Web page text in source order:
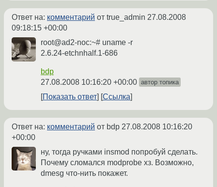
Ответ на: комментарий от true_admin 27.08.2008
09:18:15 +00:00
root@ad2-noc:~# uname -r
2.6.24-etchnhalf.1-686
bdp
27.08.2008 10:16:20 +00:00 автор топика
Показать ответ Ссылка
Ответ на: комментарий от bdp 27.08.2008 10:16:20
+00:00
ну, тогда ручками insmod попробуй сделать.
Почему сломался modprobe хз. Возможно,
dmesg что-нить покажет.